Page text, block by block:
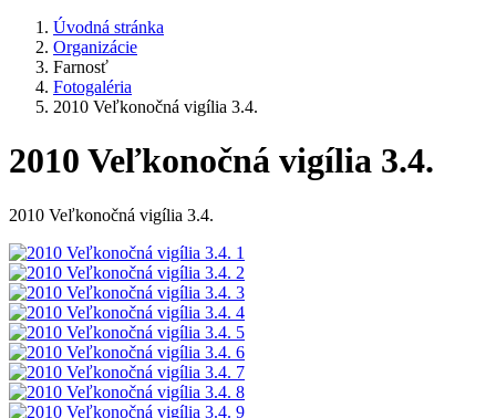
Úvodná stránka
Organizácie
Farnosť
Fotogaléria
2010 Veľkonočná vigília 3.4.
2010 Veľkonočná vigília 3.4.
2010 Veľkonočná vigília 3.4.